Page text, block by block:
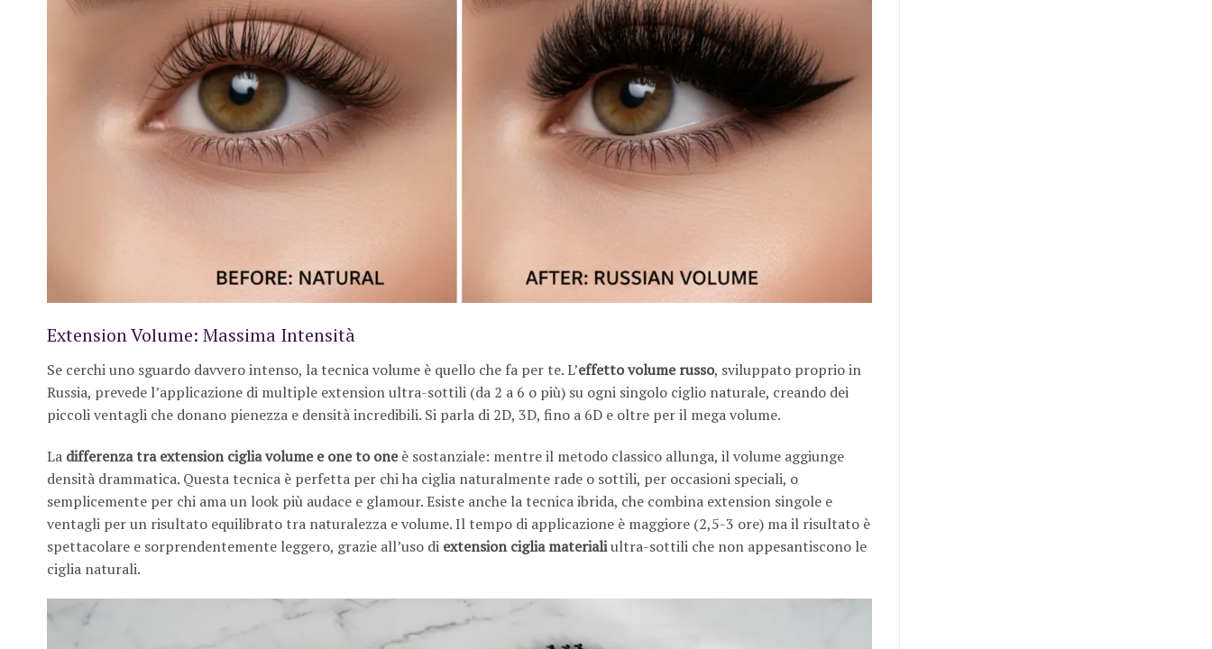
Extension Volume: Massima Intensità
Se cerchi uno sguardo davvero intenso, la tecnica volume è quello che fa per te. L’effetto volume russo, sviluppato proprio in
Russia, prevede l’applicazione di multiple extension ultra-sottili (da 2 a 6 o più) su ogni singolo ciglio naturale, creando dei
piccoli ventagli che donano pienezza e densità incredibili. Si parla di 2D, 3D, fino a 6D e oltre per il mega volume.
La differenza tra extension ciglia volume e one to oneè sostanziale: mentre il metodo classico allunga, il volume aggiunge
densità drammatica. Questa tecnica è perfetta per chi ha ciglia naturalmente rade o sottili, per occasioni speciali, o
semplicemente per chi ama un look più audace e glamour. Esiste anche la tecnica ibrida, che combina extension singole e
ventagli per un risultato equilibrato tra naturalezza e volume. Il tempo di applicazione è maggiore (2,5-3 ore) ma il risultato è
spettacolare e sorprendentemente leggero, grazie all’uso di extension ciglia materialiultra-sottili che non appesantiscono le
ciglia naturali.